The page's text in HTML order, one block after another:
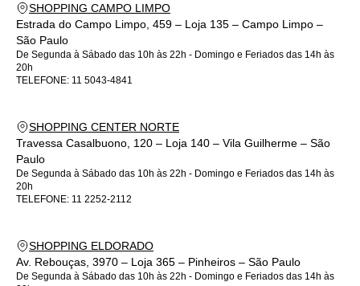
SHOPPING CAMPO LIMPO
Estrada do Campo Limpo, 459 – Loja 135 – Campo Limpo –
São Paulo
De Segunda à Sábado das 10h às 22h - Domingo e Feriados das 14h às
20h
TELEFONE: 11 5043-4841
SHOPPING CENTER NORTE
Travessa Casalbuono, 120 – Loja 140 – Vila Guilherme – São
Paulo
De Segunda à Sábado das 10h às 22h - Domingo e Feriados das 14h às
20h
TELEFONE: 11 2252-2112
SHOPPING ELDORADO
Av. Rebouças, 3970 – Loja 365 – Pinheiros – São Paulo
De Segunda à Sábado das 10h às 22h - Domingo e Feriados das 14h às